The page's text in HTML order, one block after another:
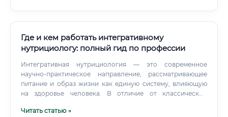
Где и кем работать интегративному
нутрициологу: полный гид по профессии
Интегративная нутрициология — это современное
научно-практическое направление, рассматривающее
питание и образ жизни как единую систему, влияющую
на здоровье человека. В отличие от классической
БЖУ и лечении уже существующих заболеваний через
Читать статью →